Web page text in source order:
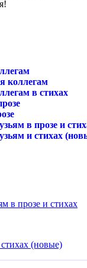
коллегам
в стихах
в прозе и
и стихах
в прозе и стихах
(новые)